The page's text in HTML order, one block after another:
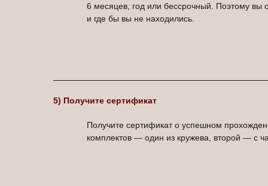
6 месяцев, год или бессрочный. Поэтому вы
и где бы вы не находились.
5) Получите сертификат
Получите сертификат о успешном
комплектов — один из кружева, второй — с